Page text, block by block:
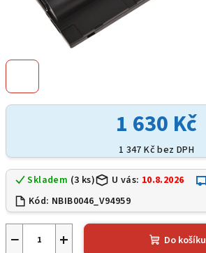
1 630 Kč
1 347 Kč bez DPH
Skladem (3 ks) U vás: 10.8.2026
Kód: NBIB0046_V94959
+
− Do košíku